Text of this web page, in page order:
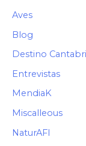
Aves
Blog
Destino
Entrevistas
MendiaK
Miscalleous
NaturAFI